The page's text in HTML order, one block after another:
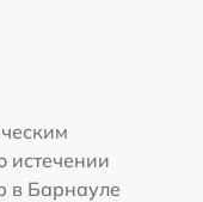
истечении
в Барнауле